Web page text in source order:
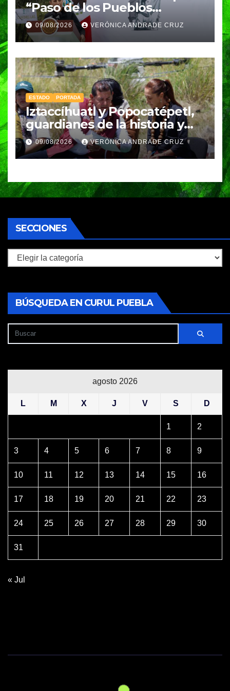
“Paso de los Pueblos
Indígenas” plantea
Sheinbaum
09/08/2026 VERÓNICA ANDRADE CRUZ
ESTADO PORTADA
Iztaccíhuatl y Popocatépetl,
guardianes de la historia y
fuentes de vida para Puebla:
Armenta
09/08/2026 VERÓNICA ANDRADE CRUZ
SECCIONES
Secciones
BÚSQUEDA EN CURUL PUEBLA
agosto 2026
L M X J V S D
1 2
3 4 5 6 7 8 9
10 11 12 13 14 15 16
17 18 19 20 21 22 23
24 25 26 27 28 29 30
31
« Jul